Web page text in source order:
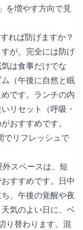
を増やす方向で見
れば防げますか？
が、完全には防げ
は食事だけでな
（午後に自然と眠
です。ランチの内
リセット（呼吸・
おすすめです。
でリフレッシュで
スペースは、短
すすめです。日中
、午後の覚醒や夜
気のよい日に、ベ
り替わります。混